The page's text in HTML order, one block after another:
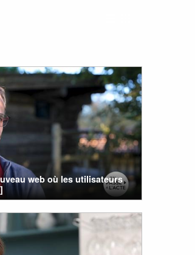
web où les utilisateurs